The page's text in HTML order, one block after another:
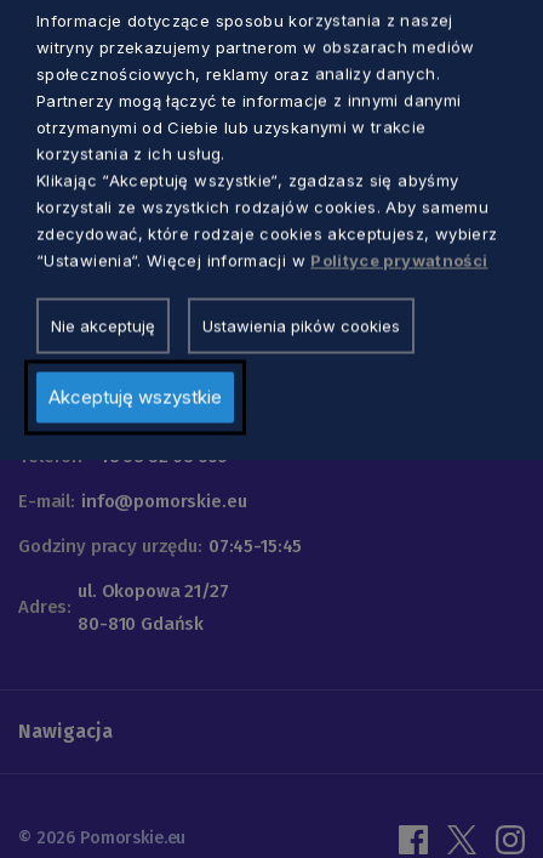
ale nie wszędzie
Dorota Kulka 5 lat temu
Urząd Marszałkowski
Województwa Pomorskiego
Telefon +48 58 32 68 555
E-mail: info@pomorskie.eu
Godziny pracy urzędu: 07:45-15:45
Adres:
ul. Okopowa 21/27
80-810 Gdańsk
Nawigacja
© 2026 Pomorskie.eu
Informacje dotyczące sposobu korzystania z naszej
witryny przekazujemy partnerom w obszarach mediów
społecznościowych, reklamy oraz analizy danych.
Partnerzy mogą łączyć te informacje z innymi danymi
otrzymanymi od Ciebie lub uzyskanymi w trakcie
korzystania z ich usług.
Klikając “Akceptuję wszystkie“, zgadzasz się abyśmy
korzystali ze wszystkich rodzajów cookies. Aby samemu
zdecydować, które rodzaje cookies akceptujesz, wybierz
“Ustawienia“. Więcej informacji w Polityce prywatności
Nie akceptuję Ustawienia pików cookies
Akceptuję wszystkie